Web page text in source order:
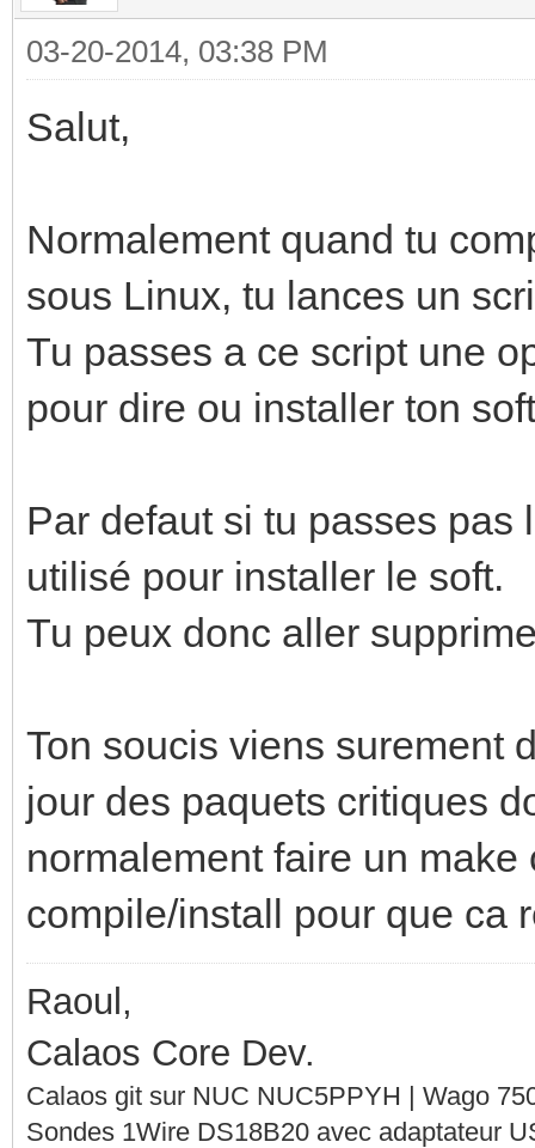
03-20-2014, 03:38 PM
Salut,
Normalement quand tu
sous Linux, tu lances un
Tu passes a ce script une
pour dire ou installer ton
Par defaut si tu passes
utilisé pour installer le soft.
Tu peux donc aller
Ton soucis viens surement
jour des paquets critiques
normalement faire un
compile/install pour que ca
Raoul,
Calaos Core Dev.
Calaos git sur NUC NUC5PPYH | Wago
Sondes 1Wire DS18B20 avec adaptateur